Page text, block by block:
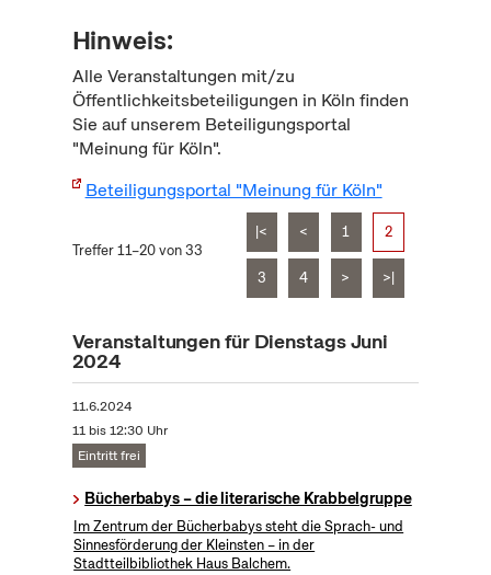
Hinweis:
Alle Veranstaltungen mit/zu
Öffentlichkeitsbeteiligungen in Köln finden
Sie auf unserem Beteiligungsportal
"Meinung für Köln".
Beteiligungsportal "Meinung für Köln"
Treffer 11–20 von 33
|< < 1 2
3 4 > >|
Veranstaltungen für Dienstags Juni
2024
11.6.2024
11 bis 12:30 Uhr
Eintritt frei
Bücherbabys – die literarische Krabbelgruppe
Im Zentrum der Bücherbabys steht die Sprach- und
Sinnesförderung der Kleinsten – in der
Stadtteilbibliothek Haus Balchem.